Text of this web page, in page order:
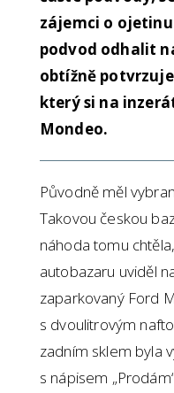
zájemci o
podvod odhalit
obtížně
který si na
Mondeo.
Původně měl
Takovou českou
náhoda tomu
autobazaru uviděl
zaparkovaný Ford
s dvoulitrovým
zadním sklem byla
s nápisem